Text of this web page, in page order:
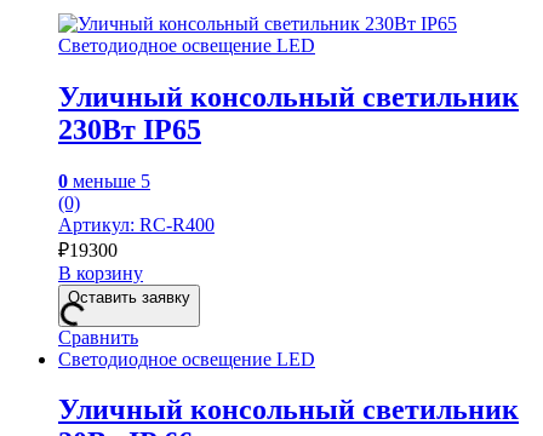
Светодиодное освещение LED
Уличный консольный светильник
230Вт IP65
0 меньше 5
(0)
Артикул: RC-R400
₽19300
В корзину
Оставить заявку
Сравнить
Светодиодное освещение LED
Уличный консольный светильник